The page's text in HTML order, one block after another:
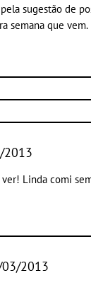
sugestão de
semana que vem.
2013
Linda comi
2013